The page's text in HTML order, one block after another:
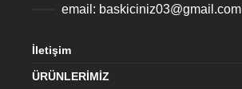
İletişim
ÜRÜNLERİMİZ